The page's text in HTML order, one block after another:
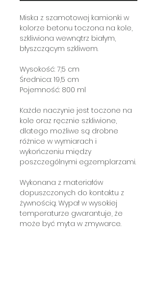
Miska z szamotowej kamionki w
kolorze betonu toczona na kole,
szkliwiona wewnątrz białym,
błyszczącym szkliwem.
Wysokość: 7,5 cm
Średnica: 19,5 cm
Pojemność: 800 ml
Każde naczynie jest toczone na
kole oraz ręcznie szkliwione,
dlatego możliwe są drobne
różnice w wymiarach i
wykończeniu między
poszczególnymi egzemplarzami.
Wykonana z materiałów
dopuszczonych do kontaktu z
żywnością. Wypał w wysokiej
temperaturze gwarantuje, że
może być myta w zmywarce.